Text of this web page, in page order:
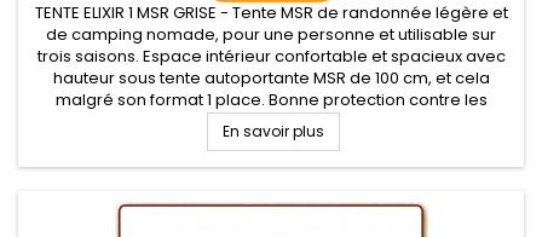
TENTE ELIXIR 1 MSR GRISE - Tente MSR de randonnée légère et
de camping nomade, pour une personne et utilisable sur
trois saisons. Espace intérieur confortable et spacieux avec
hauteur sous tente autoportante MSR de 100 cm, et cela
malgré son format 1 place. Bonne protection contre les
intempéries. Tapis de sol fourni.
En savoir plus